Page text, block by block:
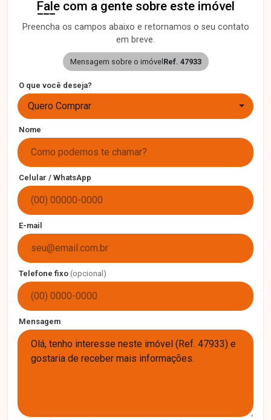
Fale com a gente sobre este imóvel
Preencha os campos abaixo e retornamos o seu contato
em breve.
Mensagem sobre o imóvel Ref. 47933
O que você deseja?
Quero Comprar
Nome
Celular / WhatsApp
E-mail
Telefone fixo (opcional)
Mensagem